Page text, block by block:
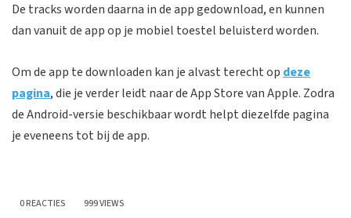
De tracks worden daarna in de app gedownload, en kunnen
dan vanuit de app op je mobiel toestel beluisterd worden.
Om de app te downloaden kan je alvast terecht op deze
pagina, die je verder leidt naar de App Store van Apple. Zodra
de Android-versie beschikbaar wordt helpt diezelfde pagina
je eveneens tot bij de app.
0 REACTIES 999 VIEWS